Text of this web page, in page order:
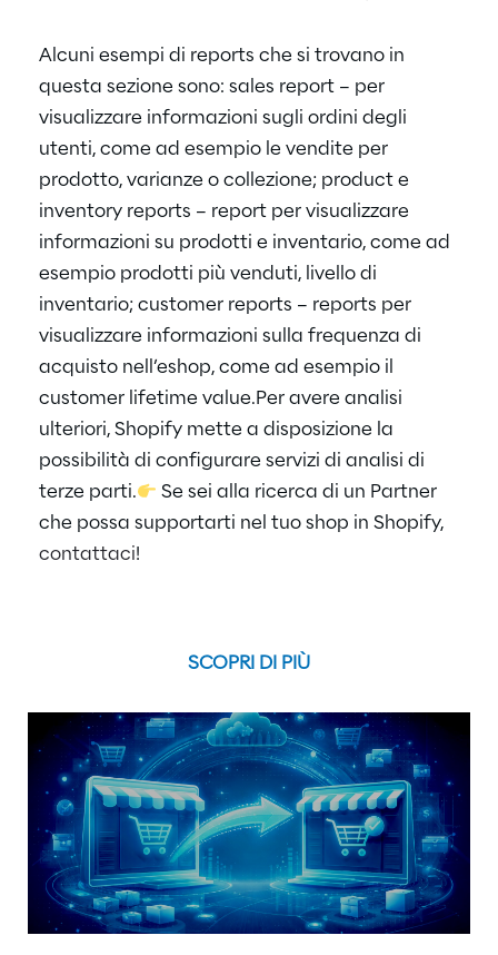
Alcuni esempi di reports che si trovano in
questa sezione sono: sales report – per
visualizzare informazioni sugli ordini degli
utenti, come ad esempio le vendite per
prodotto, varianze o collezione; product e
inventory reports – report per visualizzare
informazioni su prodotti e inventario, come ad
esempio prodotti più venduti, livello di
inventario; customer reports – reports per
visualizzare informazioni sulla frequenza di
acquisto nell’eshop, come ad esempio il
customer lifetime value.Per avere analisi
ulteriori, Shopify mette a disposizione la
possibilità di configurare servizi di analisi di
terze parti.
Se sei alla ricerca di un Partner
che possa supportarti nel tuo shop in Shopify,
contattaci!
SCOPRI DI PIÙ